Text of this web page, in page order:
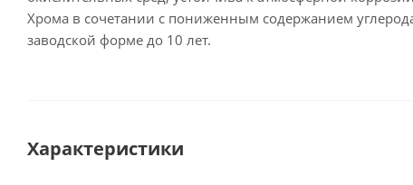
Хрома в сочетании с пониженным содержанием
заводской форме до 10 лет.
Характеристики